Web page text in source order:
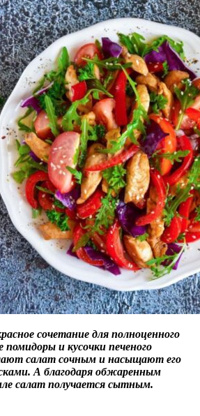
сочетание для полноценного
и кусочки печеного
салат сочным и насыщают его
А благодаря обжаренным
салат получается сытным.